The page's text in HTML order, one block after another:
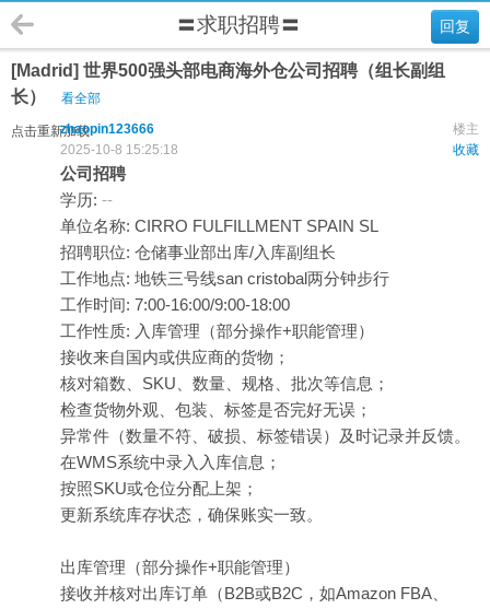
回复
〓求职招聘〓
[Madrid] 世界500强头部电商海外仓公司招聘（组长副组
长）
看全部
点击重新加载 楼主
zhaopin123666
收藏
2025-10-8 15:25:18
公司招聘
学历: --
单位名称: CIRRO FULFILLMENT SPAIN SL
招聘职位: 仓储事业部出库/入库副组长
工作地点: 地铁三号线san cristobal两分钟步行
工作时间: 7:00-16:00/9:00-18:00
工作性质: 入库管理（部分操作+职能管理）
接收来自国内或供应商的货物；
核对箱数、SKU、数量、规格、批次等信息；
检查货物外观、包装、标签是否完好无误；
异常件（数量不符、破损、标签错误）及时记录并反馈。
在WMS系统中录入入库信息；
按照SKU或仓位分配上架；
更新系统库存状态，确保账实一致。
出库管理（部分操作+职能管理）
接收并核对出库订单（B2B或B2C，如Amazon FBA、